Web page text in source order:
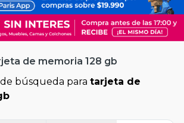
de memoria 128 gb
búsqueda para tarjeta de